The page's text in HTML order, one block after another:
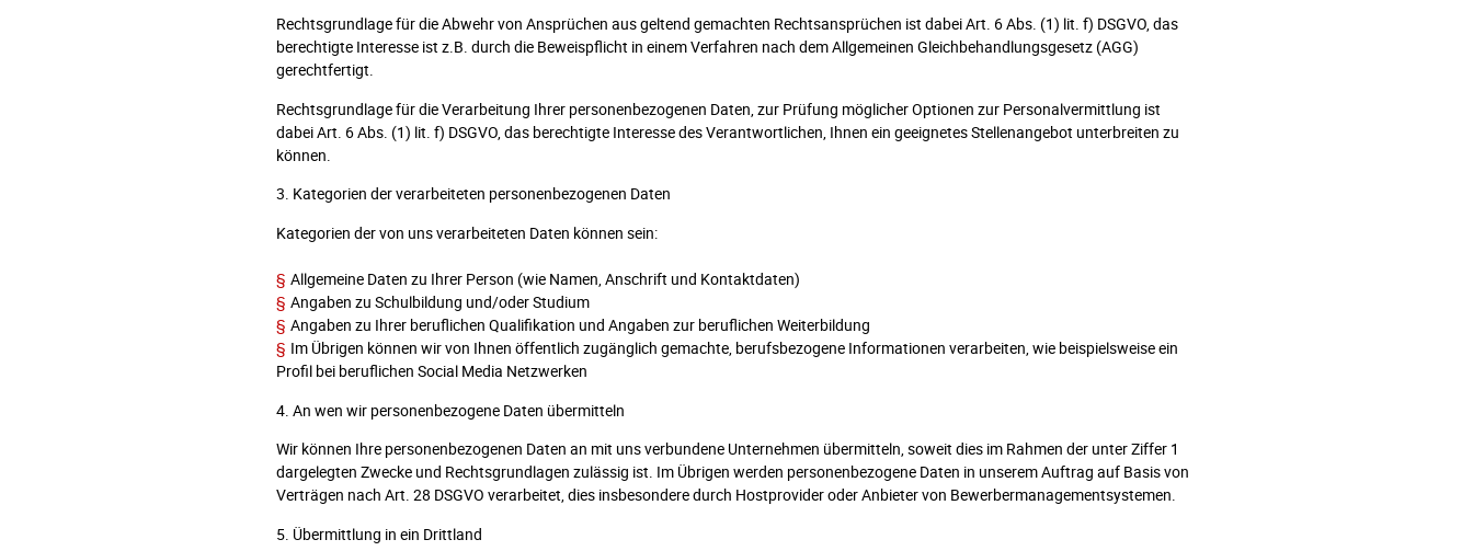
Rechtsgrundlage für die Abwehr von Ansprüchen aus geltend gemachten Rechtsansprüchen ist dabei Art. 6 Abs. (1) lit. f) DSGVO, das
berechtigte Interesse ist z.B. durch die Beweispflicht in einem Verfahren nach dem Allgemeinen Gleichbehandlungsgesetz (AGG)
gerechtfertigt.
Rechtsgrundlage für die Verarbeitung Ihrer personenbezogenen Daten, zur Prüfung möglicher Optionen zur Personalvermittlung ist
dabei Art. 6 Abs. (1) lit. f) DSGVO, das berechtigte Interesse des Verantwortlichen, Ihnen ein geeignetes Stellenangebot unterbreiten zu
können.
3. Kategorien der verarbeiteten personenbezogenen Daten
Kategorien der von uns verarbeiteten Daten können sein:
§ Allgemeine Daten zu Ihrer Person (wie Namen, Anschrift und Kontaktdaten)
§ Angaben zu Schulbildung und/oder Studium
§ Angaben zu Ihrer beruflichen Qualifikation und Angaben zur beruflichen Weiterbildung
§ Im Übrigen können wir von Ihnen öffentlich zugänglich gemachte, berufsbezogene Informationen verarbeiten, wie beispielsweise ein
Profil bei beruflichen Social Media Netzwerken
4. An wen wir personenbezogene Daten übermitteln
Wir können Ihre personenbezogenen Daten an mit uns verbundene Unternehmen übermitteln, soweit dies im Rahmen der unter Ziffer 1
dargelegten Zwecke und Rechtsgrundlagen zulässig ist. Im Übrigen werden personenbezogene Daten in unserem Auftrag auf Basis von
Verträgen nach Art. 28 DSGVO verarbeitet, dies insbesondere durch Hostprovider oder Anbieter von Bewerbermanagementsystemen.
5. Übermittlung in ein Drittland